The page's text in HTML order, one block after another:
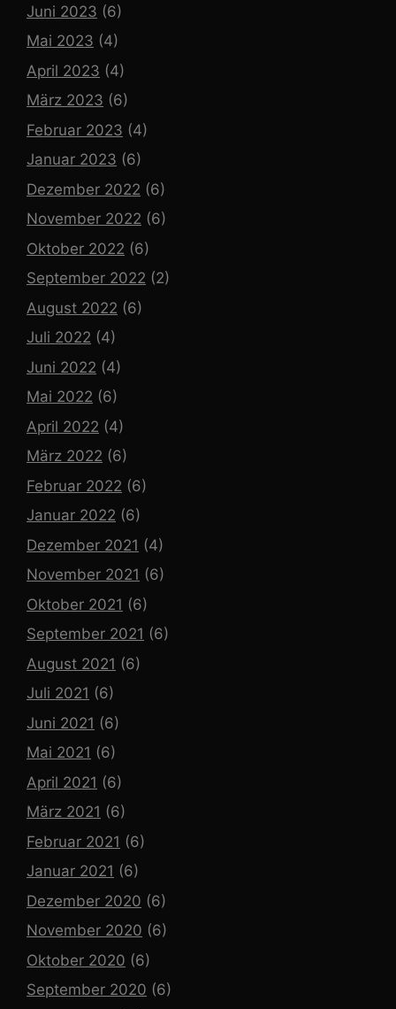
Juni 2023 (6)
Mai 2023 (4)
April 2023 (4)
März 2023 (6)
Februar 2023 (4)
Januar 2023 (6)
Dezember 2022 (6)
November 2022 (6)
Oktober 2022 (6)
September 2022 (2)
August 2022 (6)
Juli 2022 (4)
Juni 2022 (4)
Mai 2022 (6)
April 2022 (4)
März 2022 (6)
Februar 2022 (6)
Januar 2022 (6)
Dezember 2021 (4)
November 2021 (6)
Oktober 2021 (6)
September 2021 (6)
August 2021 (6)
Juli 2021 (6)
Juni 2021 (6)
Mai 2021 (6)
April 2021 (6)
März 2021 (6)
Februar 2021 (6)
Januar 2021 (6)
Dezember 2020 (6)
November 2020 (6)
Oktober 2020 (6)
September 2020 (6)